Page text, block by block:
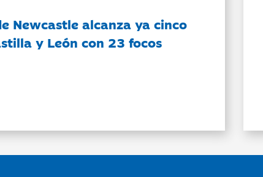
Newcastle alcanza ya cinco
y León con 23 focos